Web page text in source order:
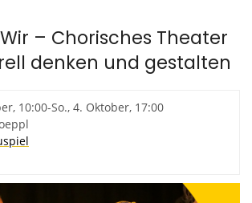
– Chorisches Theater
denken und gestalten
10:00-So., 4. Oktober, 17:00